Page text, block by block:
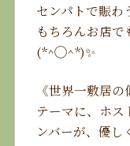
センパトで賑
もちろんお店
(*^◯^*)✨
《世界一敷居
テーマに、ホス
ンバーが、優